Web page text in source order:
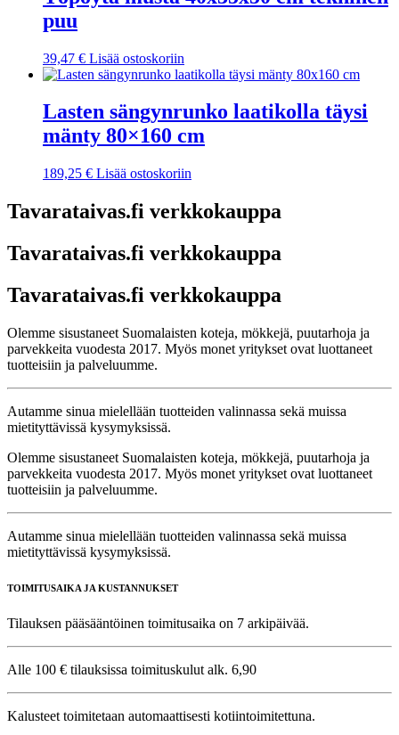
puu
39,47 € Lisää ostoskoriin
Lasten sängynrunko laatikolla täysi
mänty 80×160 cm
189,25 € Lisää ostoskoriin
Tavarataivas.fi verkkokauppa
Tavarataivas.fi verkkokauppa
Tavarataivas.fi verkkokauppa
Olemme sisustaneet Suomalaisten koteja, mökkejä, puutarhoja ja
parvekkeita vuodesta 2017. Myös monet yritykset ovat luottaneet
tuotteisiin ja palveluumme.
Autamme sinua mielellään tuotteiden valinnassa sekä muissa
mietityttävissä kysymyksissä.
Olemme sisustaneet Suomalaisten koteja, mökkejä, puutarhoja ja
parvekkeita vuodesta 2017. Myös monet yritykset ovat luottaneet
tuotteisiin ja palveluumme.
Autamme sinua mielellään tuotteiden valinnassa sekä muissa
mietityttävissä kysymyksissä.
TOIMITUSAIKA JA KUSTANNUKSET
Tilauksen pääsääntöinen toimitusaika on 7 arkipäivää.
Alle 100 € tilauksissa toimituskulut alk. 6,90
Kalusteet toimitetaan automaattisesti kotiintoimitettuna.